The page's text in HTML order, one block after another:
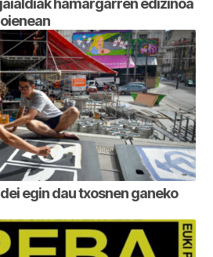
egin dau txosnen ganeko